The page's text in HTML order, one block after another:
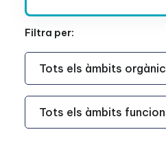
Filtra per:
Àmbit Funcional
Àmbit Funcional